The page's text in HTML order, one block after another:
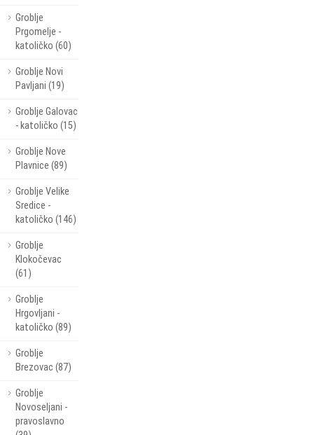
Groblje
Prgomelje -
katoličko (60)
Groblje Novi
Pavljani (19)
Groblje Galovac
- katoličko (15)
Groblje Nove
Plavnice (89)
Groblje Velike
Sredice -
katoličko (146)
Groblje
Klokočevac
(61)
Groblje
Hrgovljani -
katoličko (89)
Groblje
Brezovac (87)
Groblje
Novoseljani -
pravoslavno